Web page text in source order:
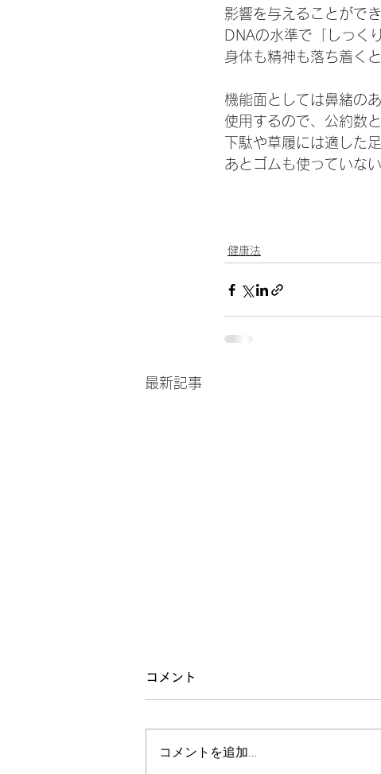
影響を与えることがで
DNAの水準で「しっく
身体も精神も落ち着くと
機能面としては鼻緒の
使用するので、公約数
下駄や草履には適した
あとゴムも使っていな
健康法
最新記事
梅雨を乗り越える身体
ケアということで、梅雨を乗り越
える身体というテーマで行いまし
コメント
コメントを追加…